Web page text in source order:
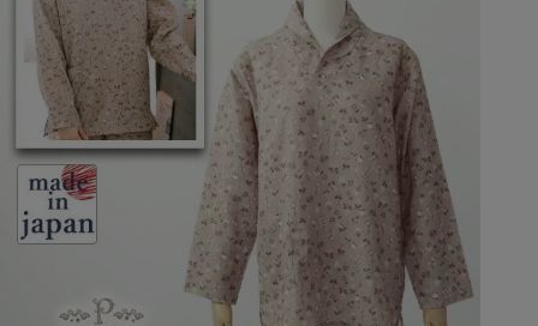
春 夏 秋
メンズパジャマ
オーガニック素材
サッカー/ちぢみ 楊
柳
ニット/ストレッチ 起毛/フランネル
体型別におすすめパジ
ャマ
年齢別におすすめパジ
ャマ
ルームウェア
インナーウェア 生活雑貨 カタログギフト
作務衣 胸がすけない
羽織・バスロ
上着単品
会社概要 お買い物ガイド 安心の日本製
SDGsの取り組み